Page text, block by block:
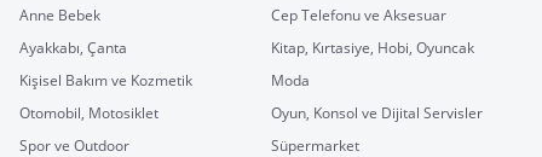
Anne Bebek
Cep Telefonu ve Aksesuar
Ayakkabı, Çanta
Kitap, Kırtasiye, Hobi, Oyuncak
Kişisel Bakım ve Kozmetik
Moda
Otomobil, Motosiklet
Oyun, Konsol ve Dijital Servisler
Spor ve Outdoor
Süpermarket